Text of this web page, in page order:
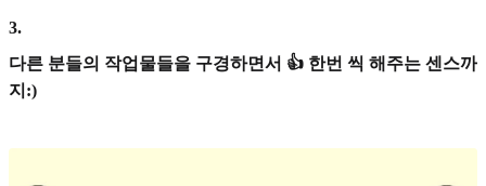
3.
다른 분들의 작업물들을 구경하면서 👍 한번 씩 해주는 센스까
지:)